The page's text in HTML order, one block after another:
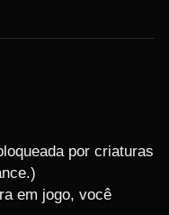
por criaturas
em jogo, você